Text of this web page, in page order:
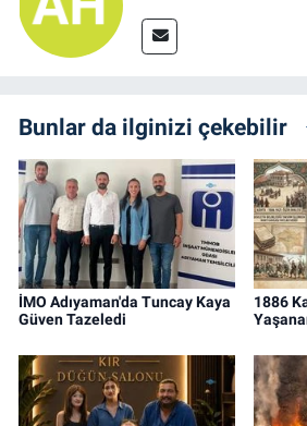
Bunlar da ilginizi çekebilir
İMO Adıyaman'da Tuncay Kaya
Güven Tazeledi
1886